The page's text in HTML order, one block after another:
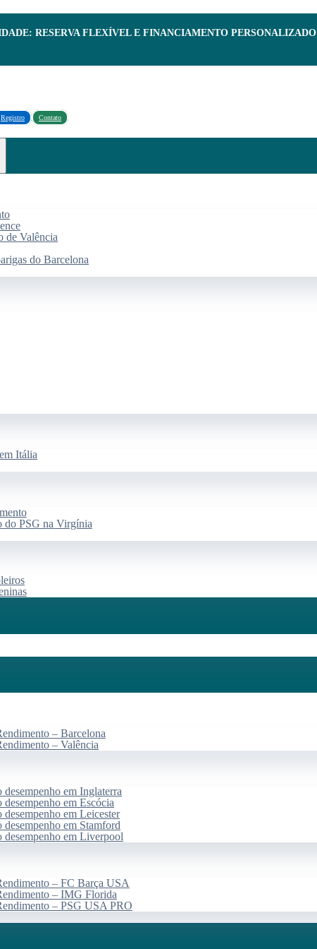
RESERVA FLEXÍVEL E FINANCIAMENTO PERSONALIZADO
Registro Contato
de Valência
do Barcelona
Itália
do PSG na Virgínia
– Barcelona
– Valência
em Inglaterra
em Escócia
em Leicester
em Stamford
desempenho em Liverpool
– FC Barça USA
– IMG Florida
– PSG USA PRO